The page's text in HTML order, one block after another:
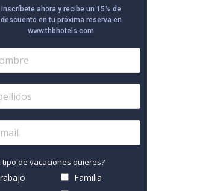
Inscríbete ahora y recibe un 15% de
descuento en tu próxima reserva en
www.thbhotels.com
tipo de vacaciones quieres?
Familia